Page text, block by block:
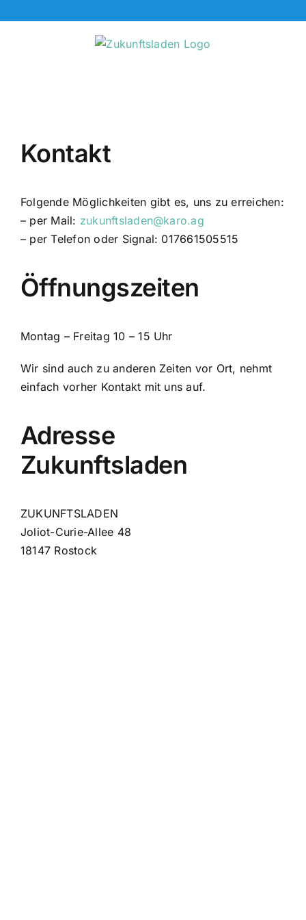
Kontakt
Folgende Möglichkeiten gibt es, uns zu erreichen:
– per Mail: zukunftsladen@karo.ag
– per Telefon oder Signal: 017661505515
Öffnungszeiten
Montag – Freitag 10 – 15 Uhr
Wir sind auch zu anderen Zeiten vor Ort, nehmt
einfach vorher Kontakt mit uns auf.
Adresse
Zukunftsladen
ZUKUNFTSLADEN
Joliot-Curie-Allee 48
18147 Rostock